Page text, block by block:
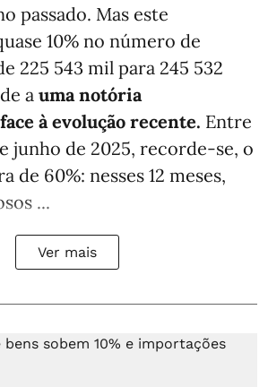
passado. Mas este
10% no número de
225 543 mil para 245 532
a uma notória
à evolução recente. Entre
junho de 2025, recorde-se, o
de 60%: nesses 12 meses,
...
Ver mais